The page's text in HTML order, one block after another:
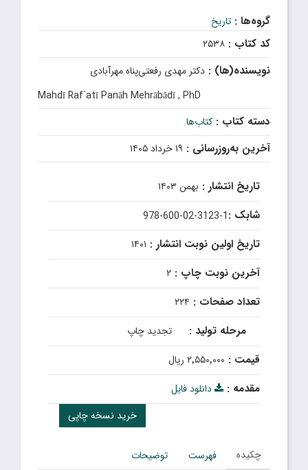
گروه‌ها : تاریخ
کد کتاب : ۲۵۳۸
نویسنده(ها) : دکتر مهدی رفعتی‌پناه مهرآبادی
Mahdī Raf´atī Panāh Mehrābādī , PhD
دسته کتاب : کتاب‌ها
آخرین به‌روزرسانی : ۱۹ خرداد ۱۴۰۵
تاریخ انتشار : بهمن ۱۴۰۳
شابک :978-600-02-3123-1
تاریخ اولین نوبت انتشار : ۱۴۰۱
آخرین نوبت چاپ : ۲
تعداد صفحات : ۲۲۴
مرحله تولید : تجدید چاپ
قیمت : ۲٬۵۵۰٬۰۰۰ ریال
مقدمه :
دانلود فایل
خرید نسخه چاپی
چکیده فهرست توضیحات